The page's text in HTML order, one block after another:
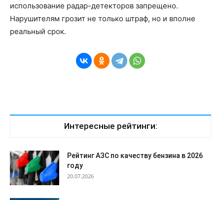
использование радар-детекторов запрещено.
Нарушителям грозит не только штраф, но и вполне
реальный срок.
Интересные рейтинги:
Рейтинг АЗС по качеству бензина в 2026
году
20.07.2026